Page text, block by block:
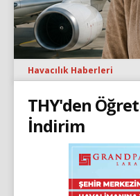
Havacılık Haberleri
THY'den
İndirim